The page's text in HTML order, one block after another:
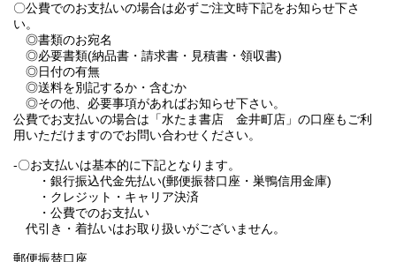
〇公費でのお支払いの場合は必ずご注文時下記をお知らせ下さ
い。
◎書類のお宛名
◎必要書類(納品書・請求書・見積書・領収書)
◎日付の有無
◎送料を別記するか・含むか
◎その他、必要事項があればお知らせ下さい。
公費でお支払いの場合は「水たま書店 金井町店」の口座もご利
用いただけますのでお問い合わせください。
-〇お支払いは基本的に下記となります。
・銀行振込代金先払い(郵便振替口座・巣鴨信用金庫)
・クレジット・キャリア決済
・公費でのお支払い
代引き・着払いはお取り扱いがございません。
郵便振替口座